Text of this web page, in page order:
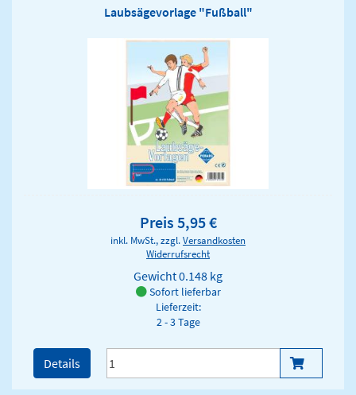
Laubsägevorlage "Fußball"
Preis 5,95 €
inkl. MwSt., zzgl.Versandkosten
Widerrufsrecht
Gewicht0.148 kg
Sofort lieferbar
Lieferzeit:
2 - 3 Tage
Details